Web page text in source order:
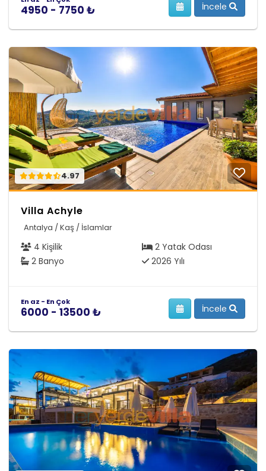
4950 - 7750 ₺ İncele
4.97
Villa Achyle
Antalya / Kaş / İslamlar
4 Kişilik
2 Yatak Odası
2 Banyo
2026 Yılı
En az - En Çok
6000 - 13500 ₺ İncele